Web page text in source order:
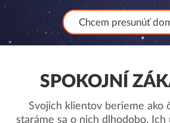
Chcem presunúť
SPOKOJNÍ
Svojich klientov berieme ako
staráme sa o nich dlhodobo.